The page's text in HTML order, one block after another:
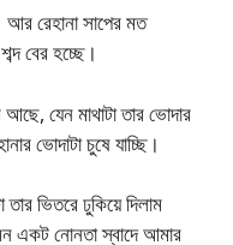
আর রেহানা সাপের মত
বের হচ্ছে।
আছে, যেন মাথাটা তার ভোদার
ভোদাটা চুষে যাচ্ছি।
ভিতরে ঢুকিয়ে দিলাম
একট নোনতা স্বাদে আমার